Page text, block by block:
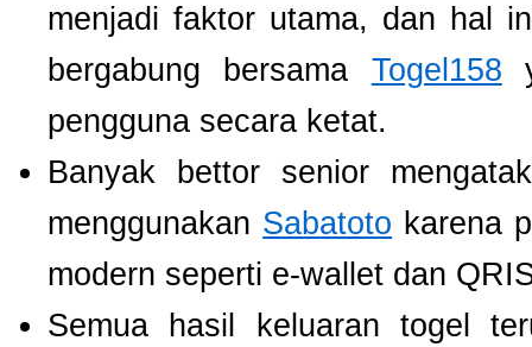
menjadi faktor utama, dan hal
bergabung bersama Togel158
pengguna secara ketat.
Banyak bettor senior
menggunakan Sabatoto karena
modern seperti e-wallet dan
Semua hasil keluaran togel